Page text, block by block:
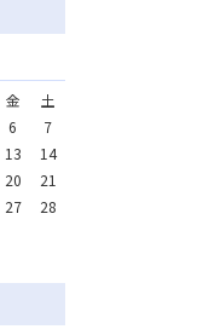
金
土
6
7
13
14
20
21
27
28